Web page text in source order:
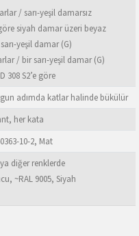
/ sarı-yeşil damarsız
siyah damar üzeri beyaz
yeşil damar (G)
/ bir sarı-yeşil damar (G)
308 S2’e göre
adımda katlar halinde bükülür
her kata
10-2, Mat
diğer renklerde
~RAL 9005, Siyah